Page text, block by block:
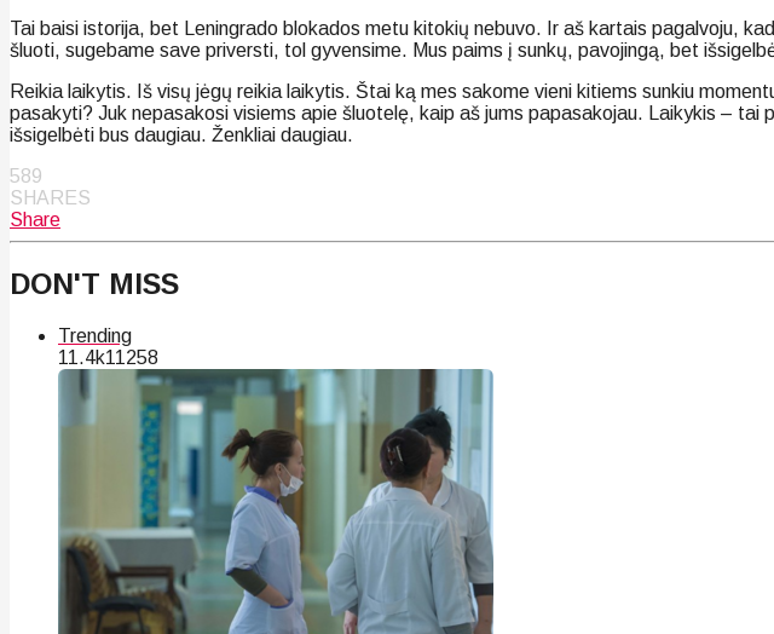
Tai baisi istorija, bet Leningrado blokados metu kitokių nebuvo. Ir aš kartais pagalvoju,
šluoti, sugebame save priversti, tol gyvensime. Mus paims į sunkų, pavojingą, bet
Reikia laikytis. Iš visų jėgų reikia laikytis. Štai ką mes sakome vieni kitiems sunkiu
pasakyti? Juk nepasakosi visiems apie šluotelę, kaip aš jums papasakojau. Laikykis –
išsigelbėti bus daugiau. Ženkliai daugiau.
589
SHARES
Share
DON'T MISS
Trending
11.4k11258